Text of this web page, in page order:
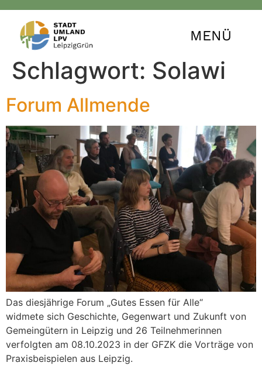
MENÜ
Schlagwort: Solawi
Forum Allmende
Das diesjährige Forum „Gutes Essen für Alle“
widmete sich Geschichte, Gegenwart und Zukunft von
Gemeingütern in Leipzig und 26 Teilnehmerinnen
verfolgten am 08.10.2023 in der GFZK die Vorträge von
Praxisbeispielen aus Leipzig.